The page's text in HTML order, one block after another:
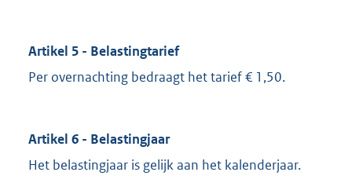
Artikel 5 - Belastingtarief
Per overnachting bedraagt het tarief € 1,50.
Artikel 6 - Belastingjaar
Het belastingjaar is gelijk aan het kalenderjaar.